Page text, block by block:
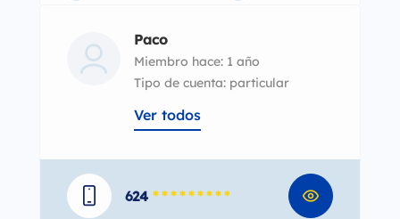
Paco
Miembro hace: 1 año
tipo de cuenta: particular
Ver todos
624 * * * * * * * * *